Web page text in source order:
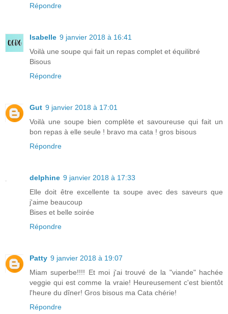
Répondre
Isabelle 9 janvier 2018 à 16:41
Voilà une soupe qui fait un repas complet et équilibré
Bisous
Répondre
Gut 9 janvier 2018 à 17:01
Voilà une soupe bien complète et savoureuse qui fait un
bon repas à elle seule ! bravo ma cata ! gros bisous
Répondre
delphine 9 janvier 2018 à 17:33
Elle doit être excellente ta soupe avec des saveurs que
j'aime beaucoup
Bises et belle soirée
Répondre
Patty 9 janvier 2018 à 19:07
Miam superbe!!!! Et moi j'ai trouvé de la "viande" hachée
veggie qui est comme la vraie! Heureusement c'est bientôt
l'heure du dîner! Gros bisous ma Cata chérie!
Répondre